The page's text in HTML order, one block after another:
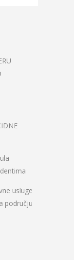
usluge
području